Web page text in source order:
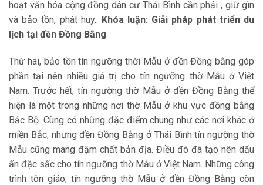
hoạt văn hóa cộng đồng dân cư Thái Bình cần phải , giữ gìn
và bảo tồn, phát huy.. Khóa luận: Giải pháp phát triển du
lịch tại đền Đồng Bằng
Thứ hai, bảo tồn tín ngưỡng thời Mẫu ở đền Đồng bằng góp
phần tại nên nhiều giá trị cho tín ngưỡng thờ Mẫu ở Việt
Nam. Trước hết, tín ngường thờ Mẫu ở đền Đồng Bằng thể
hiện là một trong những nơi thờ Mẫu ở khu vực đồng bằng
Bắc Bộ. Cùng có những đặc điểm chung như các nơi khác ở
miền Bắc, nhưng đền Đồng Bằng ở Thái Bình tín ngưỡng thờ
Mẫu cũng mang đậm chất bản địa. Điều đó đã tạo nên dấu
ấn đặc sấc cho tín ngưỡng thờ Mẫu ở Việt Nam. Những công
trình tôn giáo, tín ngưỡng thờ Mẫu ở đền Đồng Bằng còn